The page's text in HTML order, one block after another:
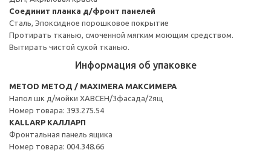
Соединит планка д/фронт панелей
Сталь, Эпоксидное порошковое покрытие
Протирать тканью, смоченной мягким моющим средством.
Вытирать чистой сухой тканью.
Информация об упаковке
METOD МЕТОД / MAXIMERA МАКСИМЕРА
Напол шк д/мойки ХАВСЕН/3фасада/2ящ
Номер товара: 393.275.54
KALLARP КАЛЛАРП
Фронтальная панель ящика
Номер товара: 004.348.66